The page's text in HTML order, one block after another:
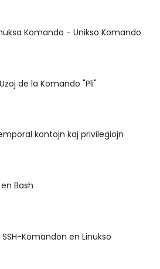
Komando - Unikso Komando
de la Komando "Pli"
kontojn kaj privilegiojn
Bash
SSH-Komandon en Linukso